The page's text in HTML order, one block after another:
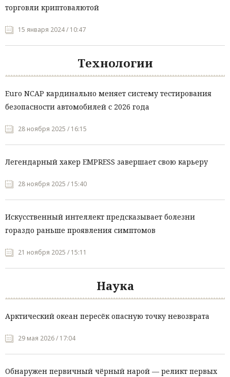
торговли криптовалютой
15 января 2024 / 10:47
Технологии
Euro NCAP кардинально меняет систему тестирования
безопасности автомобилей с 2026 года
28 ноября 2025 / 16:15
Легендарный хакер EMPRESS завершает свою карьеру
28 ноября 2025 / 15:40
Искусственный интеллект предсказывает болезни
гораздо раньше проявления симптомов
21 ноября 2025 / 15:11
Наука
Арктический океан пересёк опасную точку невозврата
29 мая 2026 / 17:04
Обнаружен первичный чёрный нарой — реликт первых